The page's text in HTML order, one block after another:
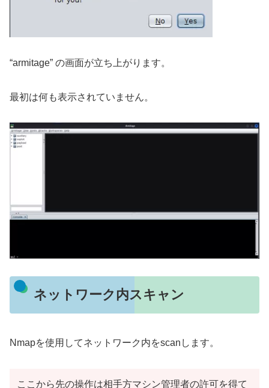
“armitage” の画面が立ち上がります。
最初は何も表示されていません。
ネットワーク内スキャン
Nmapを使用してネットワーク内をscanします。
ここから先の操作は相手方マシン管理者の許可を得て